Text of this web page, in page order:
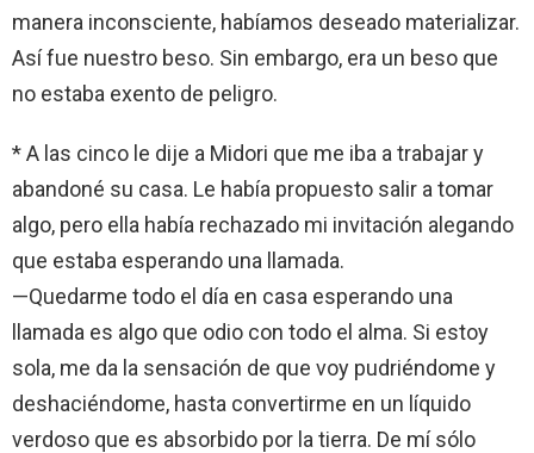
manera inconsciente, habíamos deseado materializar.
Así fue nuestro beso. Sin embargo, era un beso que
no estaba exento de peligro.
* A las cinco le dije a Midori que me iba a trabajar y
abandoné su casa. Le había propuesto salir a tomar
algo, pero ella había rechazado mi invitación alegando
que estaba esperando una llamada.
—Quedarme todo el día en casa esperando una
llamada es algo que odio con todo el alma. Si estoy
sola, me da la sensación de que voy pudriéndome y
deshaciéndome, hasta convertirme en un líquido
verdoso que es absorbido por la tierra. De mí sólo